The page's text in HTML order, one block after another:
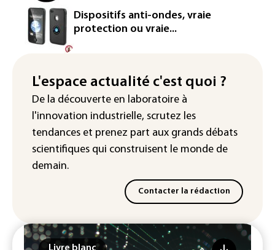
le retrait d'une vidéo de Modi
La défense, voie de diversification pour
un secteur automobile à la peine
France : prison avec sursis et
"bannissement numérique" pour deux
streamers jugés pour des violences et
humiliations en ligne
Dispositifs anti-ondes, vraie
protection ou vraie...
L'espace actualité c'est quoi ?
De la découverte en laboratoire à
l'innovation industrielle, scrutez les
tendances et prenez part aux grands débats
scientifiques qui construisent le monde de
demain.
Contacter la rédaction
Livre blanc